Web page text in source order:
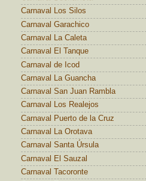
Carnaval Los Silos
Carnaval Garachico
Carnaval La Caleta
Carnaval El Tanque
Carnaval de Icod
Carnaval La Guancha
Carnaval San Juan Rambla
Carnaval Los Realejos
Carnaval Puerto de la Cruz
Carnaval La Orotava
Carnaval Santa Úrsula
Carnaval El Sauzal
Carnaval Tacoronte